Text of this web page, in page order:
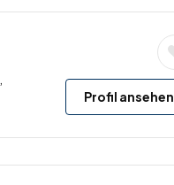
Profil ansehen